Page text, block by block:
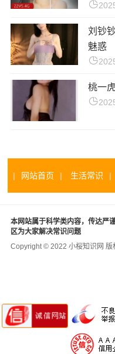
刘钞
魅惑
桃一
| 网站首页 | 生活常识 |
本网站属于科学类内容，传达严
区为大家解决常识问题
Copyright © 2022 小桜知识网 版